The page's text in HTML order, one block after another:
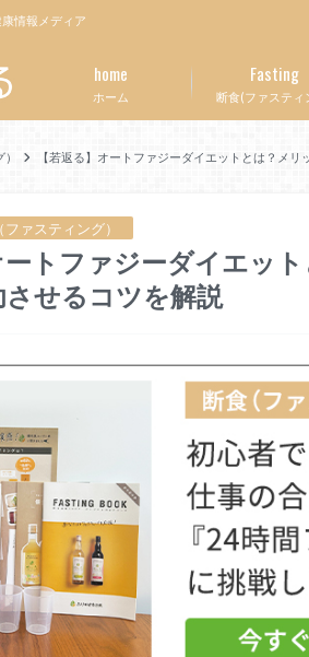
情報メディア
ホーム
home
断食(ファスティ
Fasting
【若返る】オートファジーダイエットとは？メ
ファスティング）
ートファジーダイエッ
させるコツを解説